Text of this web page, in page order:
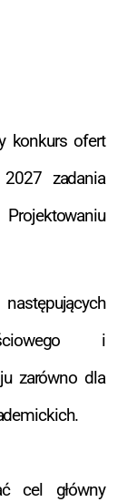
konkurs ofert
zadania
i
zarówno dla
cel główny